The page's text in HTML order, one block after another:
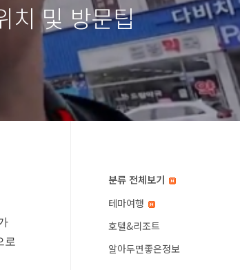
치 및 방문팁
로
분류 전체보기
테마여행
호텔&리조트
알아두면좋은정보